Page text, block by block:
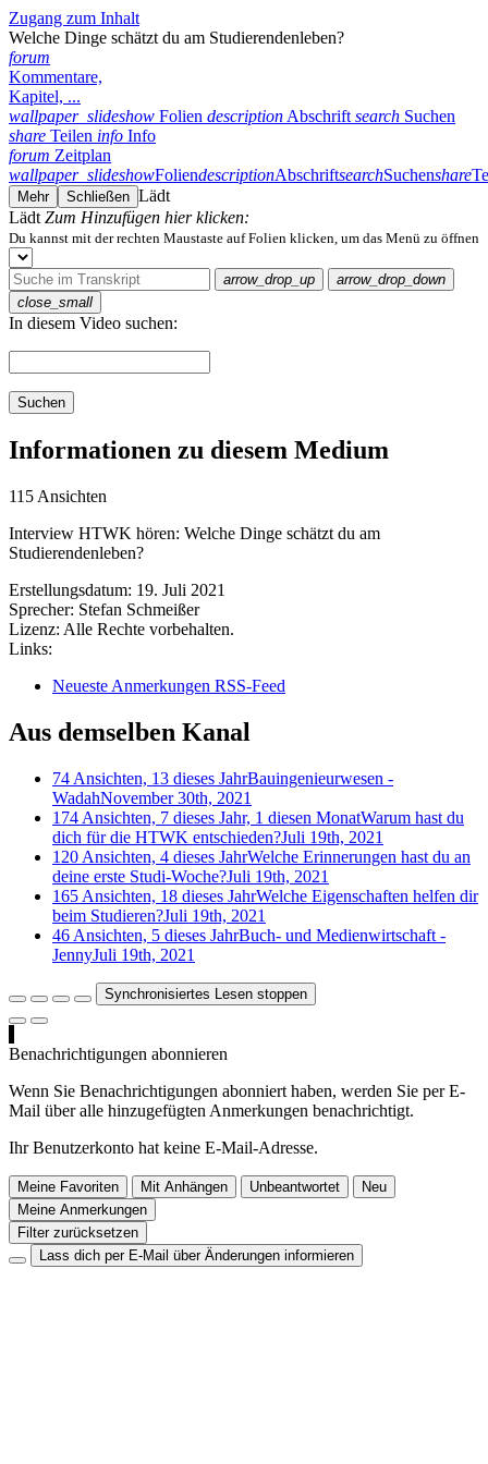
Zugang zum Inhalt
Welche Dinge schätzt du am Studierendenleben?
forum
Kommentare,
Kapitel, ...
wallpaper_slideshow Folien description Abschrift search Suchen
share Teilen info Info
forum Zeitplan
wallpaper_slideshowFoliendescriptionAbschriftsearchSuchenshare
Mehr Schließen Lädt
Lädt Zum Hinzufügen hier klicken:
Du kannst mit der rechten Maustaste auf Folien klicken, um das Menü zu öffnen
arrow_drop_up
arrow_drop_down
close_small
In diesem Video suchen:
Suchen
Informationen zu diesem Medium
115 Ansichten
Interview HTWK hören: Welche Dinge schätzt du am
Studierendenleben?
Erstellungsdatum: 19. Juli 2021
Sprecher: Stefan Schmeißer
Lizenz: Alle Rechte vorbehalten.
Links:
Neueste Anmerkungen RSS-Feed
Aus demselben Kanal
74 Ansichten, 13 dieses JahrBauingenieurwesen -
WadahNovember 30th, 2021
174 Ansichten, 7 dieses Jahr, 1 diesen MonatWarum hast du
dich für die HTWK entschieden?Juli 19th, 2021
120 Ansichten, 4 dieses JahrWelche Erinnerungen hast du an
deine erste Studi-Woche?Juli 19th, 2021
165 Ansichten, 18 dieses JahrWelche Eigenschaften helfen dir
beim Studieren?Juli 19th, 2021
46 Ansichten, 5 dieses JahrBuch- und Medienwirtschaft -
JennyJuli 19th, 2021
Synchronisiertes Lesen stoppen
Benachrichtigungen abonnieren
Wenn Sie Benachrichtigungen abonniert haben, werden Sie per E-
Mail über alle hinzugefügten Anmerkungen benachrichtigt.
Ihr Benutzerkonto hat keine E-Mail-Adresse.
Meine Favoriten Mit Anhängen Unbeantwortet
Neu
Meine Anmerkungen
Filter zurücksetzen
Lass dich per E-Mail über Änderungen informieren